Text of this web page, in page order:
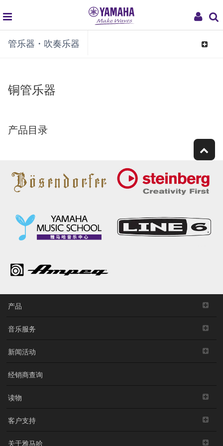
My
global
navigation
管乐器・吹奏乐器
Toggle
铜管乐器
产品目录
产品
音乐服务
新闻活动
经销商查询
读物
客户支持
关于雅马哈